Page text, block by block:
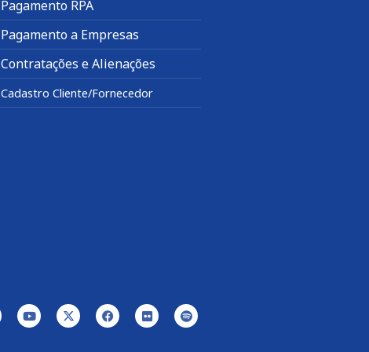
Pagamento RPA
Pagamento a Empresas
Contratações e Alienações
Cadastro Cliente/Fornecedor